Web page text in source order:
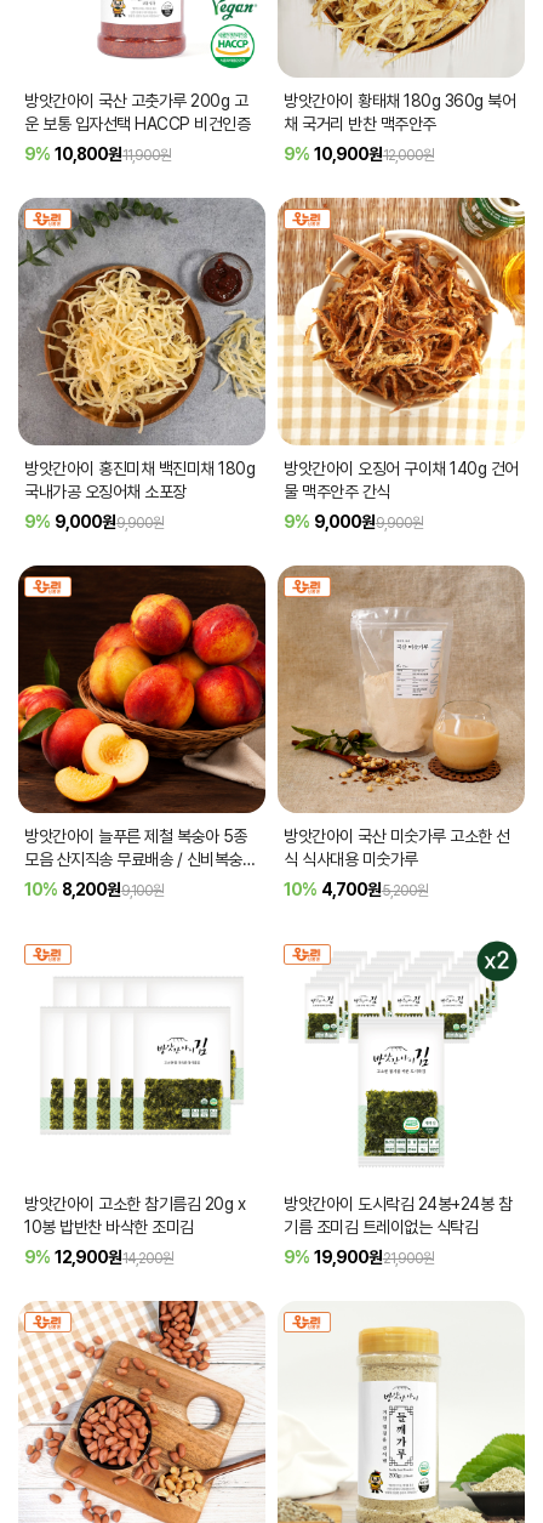
방앗간아이 국산 고춧가루 200g 고
운 보통 입자선택 HACCP 비건인증
9% 10,800원11,900원
방앗간아이 황태채 180g 360g 북어
채 국거리 반찬 맥주안주
9% 10,900원12,000원
방앗간아이 홍진미채 백진미채 180g
국내가공 오징어채 소포장
9% 9,000원9,900원
방앗간아이 오징어 구이채 140g 건어
물 맥주안주 간식
9% 9,000원9,900원
방앗간아이 늘푸른 제철 복숭아 5종
모음 산지직송 무료배송 / 신비복숭아
천도복숭아 털복숭아[품절]
10% 8,200원9,100원
방앗간아이 국산 미숫가루 고소한 선
식 식사대용 미숫가루
10% 4,700원5,200원
방앗간아이 고소한 참기름김 20g x
10봉 밥반찬 바삭한 조미김
9% 12,900원14,200원
방앗간아이 도시락김 24봉+24봉 참
기름 조미김 트레이없는 식탁김
9% 19,900원21,900원